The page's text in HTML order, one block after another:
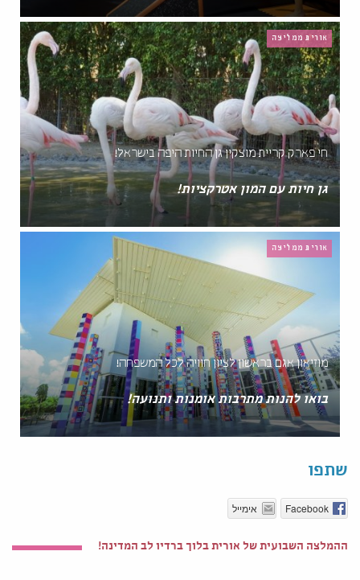
אורית ממליצה
חי פארק קריית מוצקין גן החיות היפה בישראל!
גן חיות עם המון אטרקציות!
אורית ממליצה
מוזיאון אגם בראשון לציון חוויה לכל המשפחה!
בואו להנות מתרבות אומנות ותנועה!
שתפו
Facebook אימייל
ההמלצה השבועית של אורית בלוך ברדיו לב המדינה!